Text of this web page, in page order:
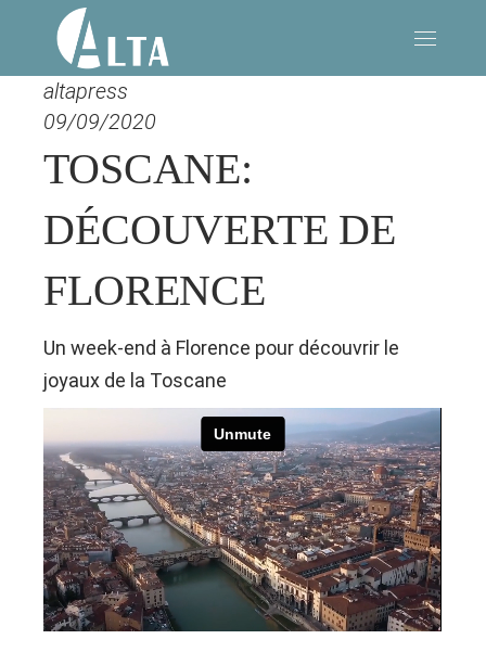
altapress
09/09/2020
TOSCANE:
DÉCOUVERTE DE
FLORENCE
Un week-end à Florence pour découvrir le
joyaux de la Toscane